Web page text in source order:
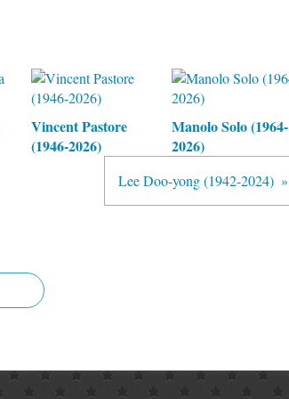
Vincent Pastore
(1946-2026)
Manolo Solo (1964-
2026)
Lee Doo-yong (1942-2024)